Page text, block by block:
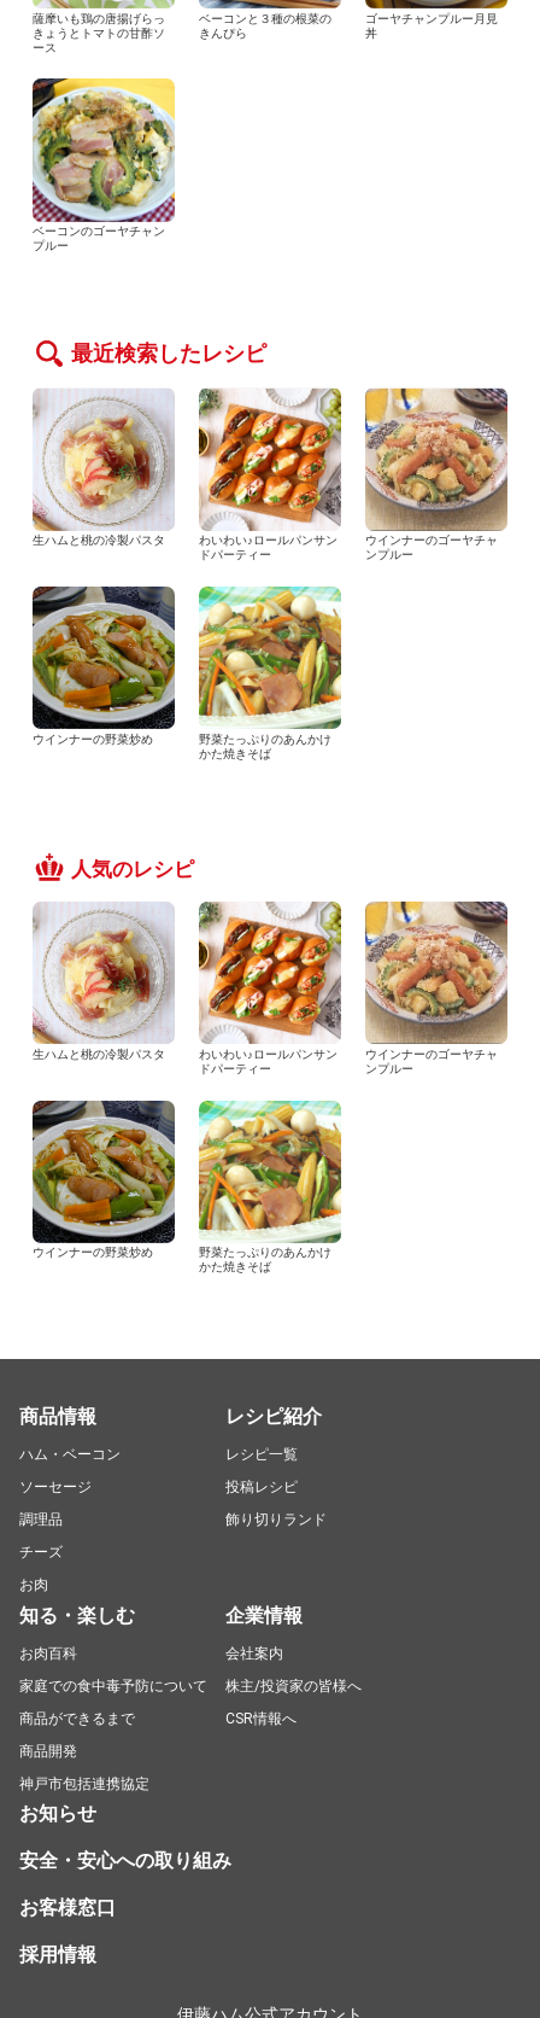
薩摩いも鶏の唐揚げらっ
きょうとトマトの甘酢ソ
ース
ベーコンと３種の根菜の
きんぴら
ゴーヤチャンプルー月見
丼
ベーコンのゴーヤチャン
プルー
最近検索したレシピ
生ハムと桃の冷製パスタ
わいわい♪ロールパンサン
ドパーティー
ウインナーのゴーヤチャ
ンプルー
ウインナーの野菜炒め
野菜たっぷりのあんかけ
かた焼きそば
人気のレシピ
生ハムと桃の冷製パスタ
わいわい♪ロールパンサン
ドパーティー
ウインナーのゴーヤチャ
ンプルー
ウインナーの野菜炒め
野菜たっぷりのあんかけ
かた焼きそば
商品情報
ハム・ベーコン
ソーセージ
調理品
チーズ
お肉
レシピ紹介
レシピ一覧
投稿レシピ
飾り切りランド
知る・楽しむ
お肉百科
家庭での食中毒予防について
商品ができるまで
商品開発
神戸市包括連携協定
企業情報
会社案内
株主/投資家の皆様へ
CSR情報へ
お知らせ
安全・安心への取り組み
お客様窓口
採用情報